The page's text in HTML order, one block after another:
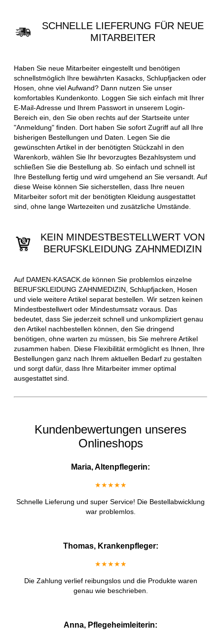
SCHNELLE LIEFERUNG FÜR NEUE
MITARBEITER
Haben Sie neue Mitarbeiter eingestellt und benötigen
schnellstmöglich Ihre bewährten Kasacks, Schlupfjacken oder
Hosen, ohne viel Aufwand? Dann nutzen Sie unser
komfortables Kundenkonto. Loggen Sie sich einfach mit Ihrer
E-Mail-Adresse und Ihrem Passwort in unserem Login-
Bereich ein, den Sie oben rechts auf der Startseite unter
"Anmeldung" finden. Dort haben Sie sofort Zugriff auf all Ihre
bisherigen Bestellungen und Daten. Legen Sie die
gewünschten Artikel in der benötigten Stückzahl in den
Warenkorb, wählen Sie Ihr bevorzugtes Bezahlsystem und
schließen Sie die Bestellung ab. So einfach und schnell ist
Ihre Bestellung fertig und wird umgehend an Sie versandt. Auf
diese Weise können Sie sicherstellen, dass Ihre neuen
Mitarbeiter sofort mit der benötigten Kleidung ausgestattet
sind, ohne lange Wartezeiten und zusätzliche Umstände.
KEIN MINDESTBESTELLWERT VON
BERUFSKLEIDUNG ZAHNMEDIZIN
Auf DAMEN-KASACK.de können Sie problemlos einzelne
BERUFSKLEIDUNG ZAHNMEDIZIN, Schlupfjacken, Hosen
und viele weitere Artikel separat bestellen. Wir setzen keinen
Mindestbestellwert oder Mindestumsatz voraus. Das
bedeutet, dass Sie jederzeit schnell und unkompliziert genau
den Artikel nachbestellen können, den Sie dringend
benötigen, ohne warten zu müssen, bis Sie mehrere Artikel
zusammen haben. Diese Flexibilität ermöglicht es Ihnen, Ihre
Bestellungen ganz nach Ihrem aktuellen Bedarf zu gestalten
und sorgt dafür, dass Ihre Mitarbeiter immer optimal
ausgestattet sind.
Kundenbewertungen unseres
Onlineshops
Maria, Altenpflegerin:
★★★★★
Schnelle Lieferung und super Service! Die Bestellabwicklung
war problemlos.
Thomas, Krankenpfleger:
★★★★★
Die Zahlung verlief reibungslos und die Produkte waren
genau wie beschrieben.
Anna, Pflegeheimleiterin: